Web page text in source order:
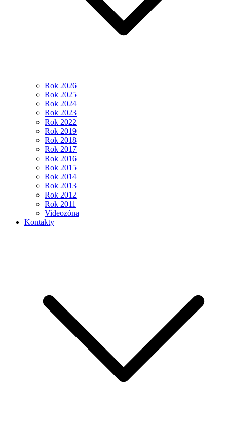
Rok 2026
Rok 2025
Rok 2024
Rok 2023
Rok 2022
Rok 2019
Rok 2018
Rok 2017
Rok 2016
Rok 2015
Rok 2014
Rok 2013
Rok 2012
Rok 2011
Videozóna
Kontakty